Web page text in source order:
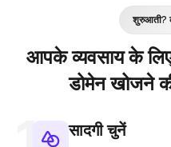
शुरुआती?
आपके व्यवसाय के
डोमेन खोजने की
सादगी चुनें